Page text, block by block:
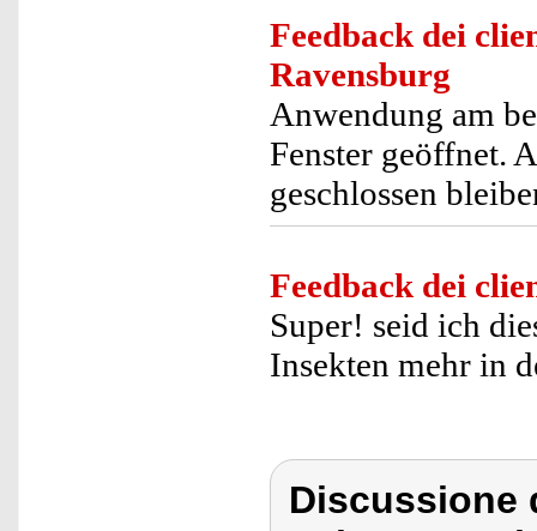
Feedback dei
Ravensburg
Anwendung am
Fenster geöffnet.
geschlossen
Feedback dei
Super! seid ich
Insekten mehr in
Discussione